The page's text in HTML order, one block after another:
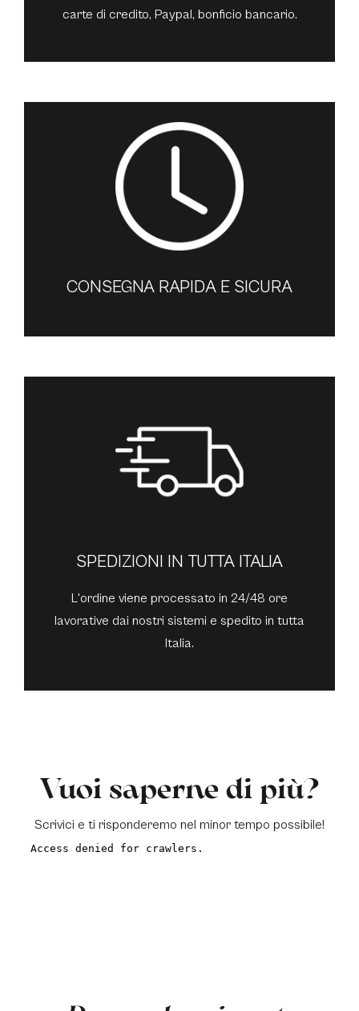
carte di credito, Paypal, bonficio bancario.
CONSEGNA RAPIDA E SICURA
SPEDIZIONI IN TUTTA ITALIA
L'ordine viene processato in 24/48 ore
lavorative dai nostri sistemi e spedito in tutta
Italia.
Vuoi saperne di più?
Scrivici e ti risponderemo nel minor tempo possibile!